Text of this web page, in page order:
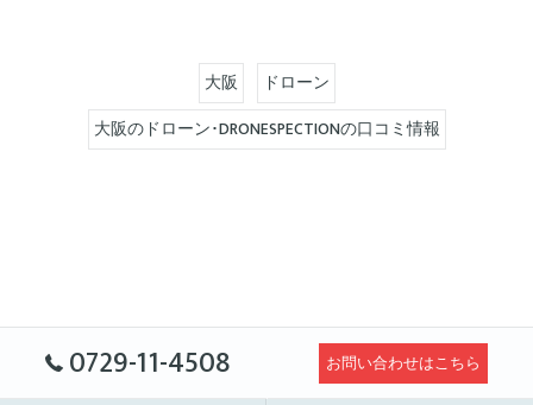
大阪
ドローン
大阪のドローン･DRONESPECTIONの口コミ情報
0729-11-4508 お問い合わせはこちら